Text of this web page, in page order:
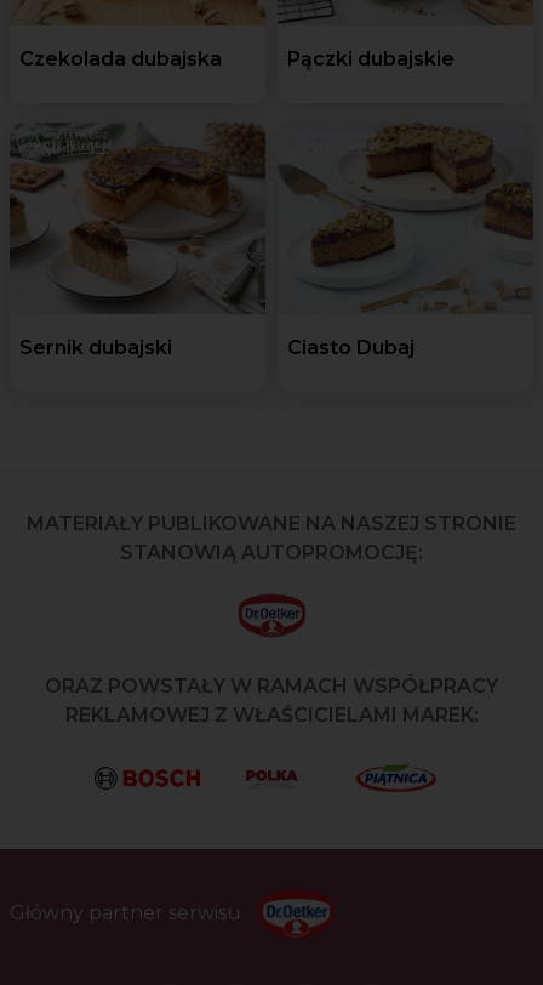
Czekolada dubajska Pączki dubajskie
Sernik dubajski Ciasto Dubaj
MATERIAŁY PUBLIKOWANE NA NASZEJ STRONIE
STANOWIĄ AUTOPROMOCJĘ:
ORAZ POWSTAŁY W RAMACH WSPÓŁPRACY
REKLAMOWEJ Z WŁAŚCICIELAMI MAREK:
Główny partner serwisu